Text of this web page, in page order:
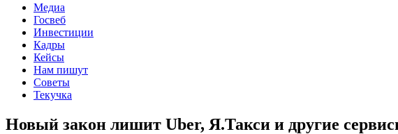
Медиа
Госвеб
Инвестиции
Кадры
Кейсы
Нам пишут
Советы
Текучка
Новый закон лишит Uber, Я.Такси и другие